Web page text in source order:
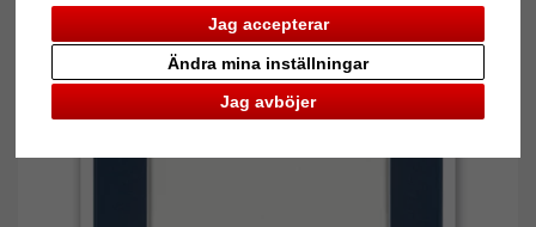
Jag accepterar
Jag avböjer
Ändra mina inställningar